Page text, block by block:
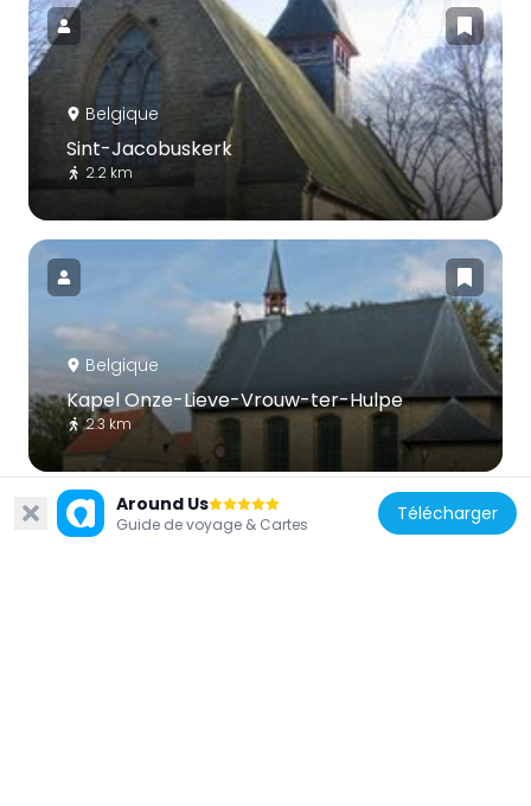
Belgique
Sint-Jacobuskerk
2.2 km
Belgique
Kapel Onze-Lieve-Vrouw-ter-Hulpe
2.3 km
Around Us
Guide de voyage & Cartes Télécharger